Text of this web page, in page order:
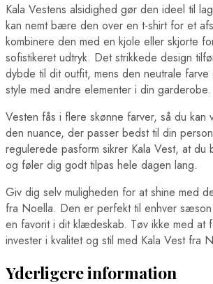
Kala Vestens alsidighed gør den ideel til
kan nemt bære den over en t-shirt for et
kombinere den med en kjole eller skjorte
sofistikeret udtryk. Det strikkede design
dybde til dit outfit, mens den neutrale
style med andre elementer i din garderobe.
Vesten fås i flere skønne farver, så du
den nuance, der passer bedst til din
regulerede pasform sikrer Kala Vest, at du
og føler dig godt tilpas hele dagen lang.
Giv dig selv muligheden for at shine med
fra Noella. Den er perfekt til enhver
en favorit i dit klædeskab. Tøv ikke med
invester i kvalitet og stil med Kala Vest fra
Yderligere information